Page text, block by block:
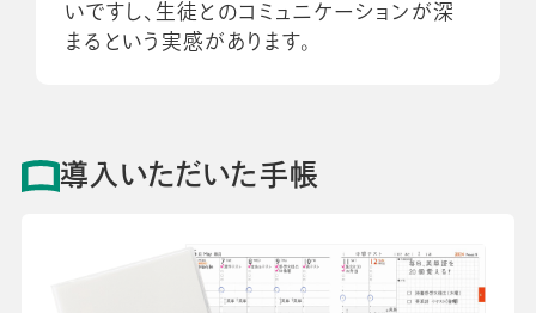
いですし、生徒とのコミュニケーションが深
まるという実感があります。
導入いただいた手帳